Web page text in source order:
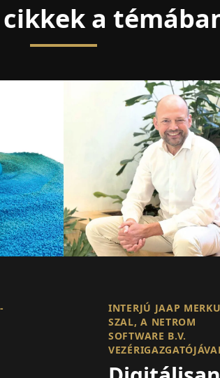
a
INTERJÚ JAAP
SZAL, A NETROM
SOFTWARE B.V.